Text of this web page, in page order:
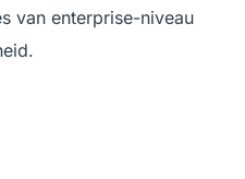
van enterprise-niveau